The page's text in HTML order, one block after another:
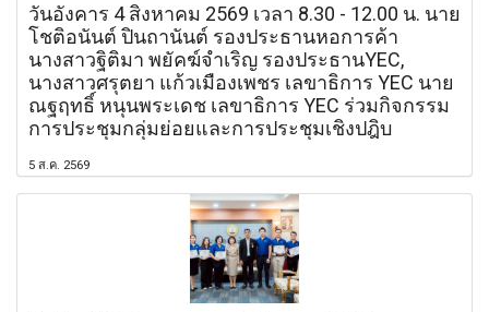
วันอังคาร 4 สิงหาคม 2569 เวลา 8.30 - 12.00 น. นาย
โชติอนันต์ ปินถานันต์ รองประธานหอการค้า
นางสาวฐิติมา พยัคฆ์จำเริญ รองประธานYEC,
นางสาวศรุตยา แก้วเมืองเพชร เลขาธิการ YEC นาย
ณฐฤทธิ์ หนุนพระเดช เลขาธิการ YEC ร่วมกิจกรรม
การประชุมกลุ่มย่อยและการประชุมเชิงปฎิบ
5 ส.ค. 2569